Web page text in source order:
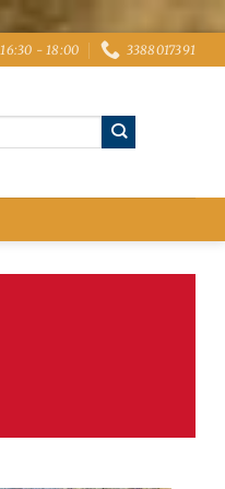
16:30 - 18:00 3388017391